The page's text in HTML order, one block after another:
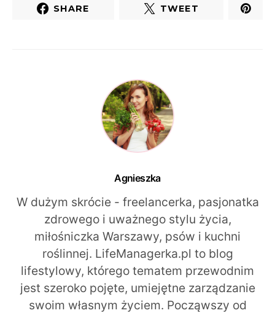
SHARE TWEET
Agnieszka
W dużym skrócie - freelancerka, pasjonatka
zdrowego i uważnego stylu życia,
miłośniczka Warszawy, psów i kuchni
roślinnej. LifeManagerka.pl to blog
lifestylowy, którego tematem przewodnim
jest szeroko pojęte, umiejętne zarządzanie
swoim własnym życiem. Począwszy od